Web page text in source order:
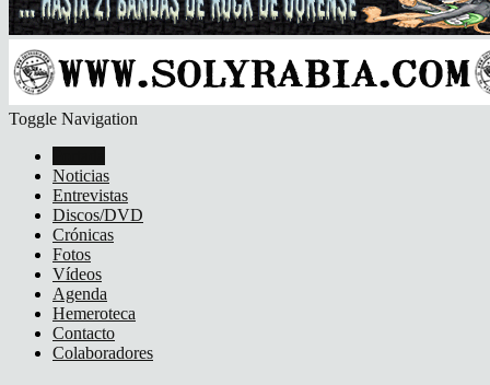
Toggle Navigation
Noticias
Entrevistas
Discos/DVD
Crónicas
Fotos
Vídeos
Agenda
Hemeroteca
Contacto
Colaboradores